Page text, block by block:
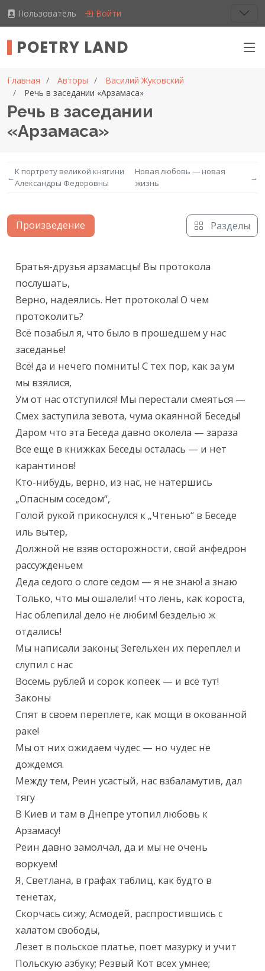
Пользователь Войти
POETRY LAND
Главная Авторы
Василий Жуковский
Речь в заседании «Арзамаса»
Речь в заседании
«Арзамаса»
←
К портрету великой княгини
Александры Федоровны
Новая любовь — новая
жизнь
→
Произведение Разделы
Текст произведения
Братья-друзья арзамасцы! Вы протокола
послушать,
Верно, надеялись. Нет протокола! О чем
протоколить?
Всё позабыл я, что было в прошедшем у нас
заседанье!
Всё! да и нечего помнить! С тех пор, как за ум
мы взялися,
Ум от нас отступился! Мы перестали смеяться —
Смех заступила зевота, чума окаянной Беседы!
Даром что эта Беседа давно околела — зараза
Все еще в книжках Беседы осталась — и нет
карантинов!
Кто-нибудь, верно, из нас, не натершись
„Опасным соседом“,
Голой рукой прикоснулся к „Чтенью“ в Беседе
иль вытер,
Должной не взяв осторожности, свой анфедрон
рассужденьем
Деда седого о слоге седом — я не знаю! а знаю
Только, что мы ошалели! что лень, как короста,
Нас облепила! дело не любим! безделью ж
отдались!
Мы написали законы; Зегельхен их переплел и
слупил с нас
Восемь рублей и сорок копеек — и всё тут!
Законы
Спят в своем переплете, как мощи в окованной
раке!
Мы от них ожидаем чудес — но чудес не
дождемся.
Между тем, Реин усастый, нас взбаламутив, дал
тягу
В Киев и там в Днепре утопил любовь к
Арзамасу!
Реин давно замолчал, да и мы не очень
воркуем!
Я, Светлана, в графах таблиц, как будто в
тенетах,
Скорчась сижу; Асмодей, распростившись с
халатом свободы,
Лезет в польское платье, поет мазурку и учит
Польскую азбуку; Резвый Кот всех умнее;